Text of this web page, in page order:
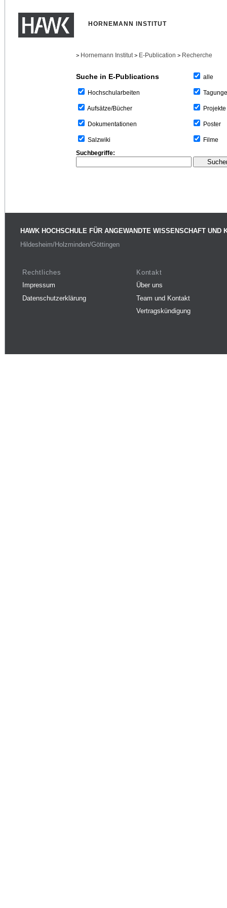
HORNEMANN INSTITUT
> Hornemann Institut > E-Publication > Recherche
Suche in E-Publications
Hochschularbeiten
Aufsätze/Bücher
Dokumentationen
Salzwiki
alle
Projekte
Poster
Filme
Suchbegriffe:
HAWK HOCHSCHULE FÜR ANGEWANDTE WISSENSCHAFT UND
Hildesheim/Holzminden/Göttingen
Rechtliches
Impressum
Datenschutzerklärung
Kontakt
Über uns
Team und Kontakt
Vertragskündigung